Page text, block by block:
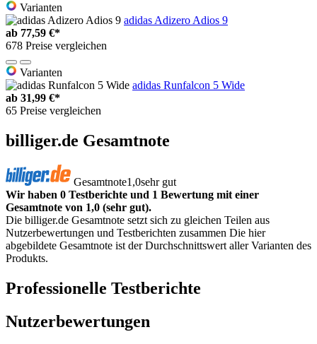
Varianten
adidas Adizero Adios 9
ab 77,59 €*
678 Preise vergleichen
Varianten
adidas Runfalcon 5 Wide
ab 31,99 €*
65 Preise vergleichen
billiger.de Gesamtnote
Gesamtnote1,0sehr gut
Wir haben 0 Testberichte und 1 Bewertung mit einer
Gesamtnote von 1,0 (sehr gut).
Die billiger.de Gesamtnote setzt sich zu gleichen Teilen aus
Nutzerbewertungen und Testberichten zusammen Die hier
abgebildete Gesamtnote ist der Durchschnittswert aller Varianten des
Produkts.
Professionelle Testberichte
Nutzerbewertungen